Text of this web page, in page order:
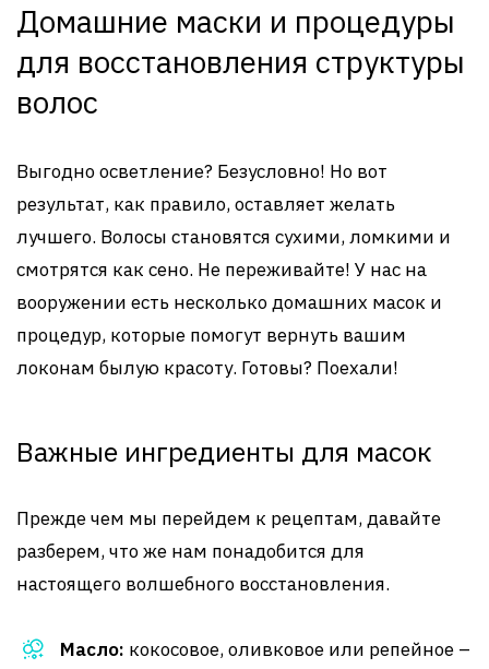
Домашние маски и процедуры
для восстановления структуры
волос
Выгодно осветление? Безусловно! Но вот
результат, как правило, оставляет желать
лучшего. Волосы становятся сухими, ломкими и
смотрятся как сено. Не переживайте! У нас на
вооружении есть несколько домашних масок и
процедур, которые помогут вернуть вашим
локонам былую красоту. Готовы? Поехали!
Важные ингредиенты для масок
Прежде чем мы перейдем к рецептам, давайте
разберем, что же нам понадобится для
настоящего волшебного восстановления.
Масло: кокосовое, оливковое или репейное –